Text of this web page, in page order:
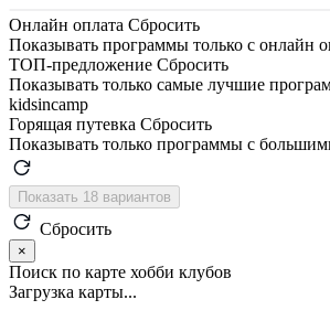
Онлайн оплата Сбросить
Показывать программы только с онлайн
ТОП-предложение Сбросить
Показывать только самые лучшие
kidsincamp
Горящая путевка Сбросить
Показывать только программы с
Показать 18 вариантов
Сбросить
×
Поиск по карте хобби клубов
Загрузка карты...